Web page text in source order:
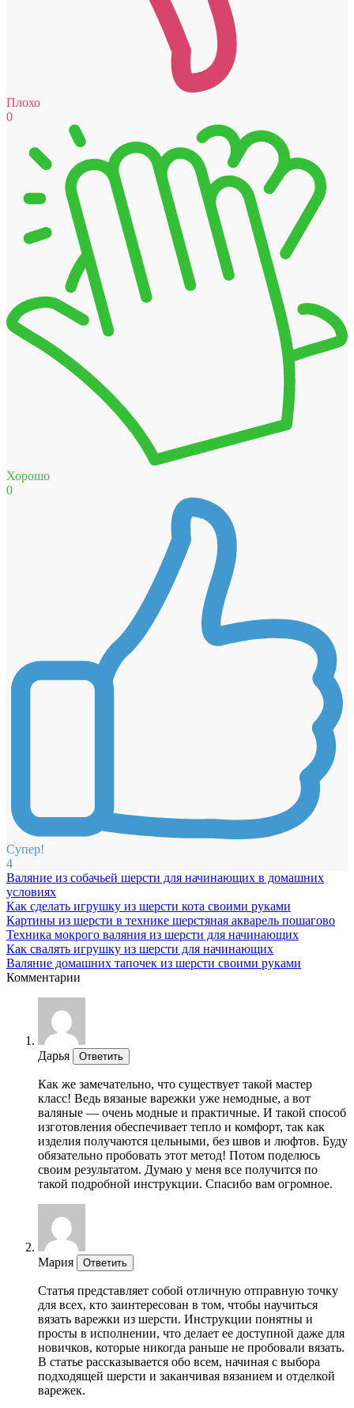
Плохо
0
Хорошо
0
Супер!
4
Валяние из собачьей шерсти для начинающих в домашних
условиях
Как сделать игрушку из шерсти кота своими руками
Картины из шерсти в технике шерстяная акварель пошагово
Техника мокрого валяния из шерсти для начинающих
Как свалять игрушку из шерсти для начинающих
Валяние домашних тапочек из шерсти своими руками
Комментарии
Дарья Ответить
Как же замечательно, что существует такой мастер
класс! Ведь вязаные варежки уже немодные, а вот
валяные — очень модные и практичные. И такой способ
изготовления обеспечивает тепло и комфорт, так как
изделия получаются цельными, без швов и люфтов. Буду
обязательно пробовать этот метод! Потом поделюсь
своим результатом. Думаю у меня все получится по
такой подробной инструкции. Спасибо вам огромное.
Мария Ответить
Статья представляет собой отличную отправную точку
для всех, кто заинтересован в том, чтобы научиться
вязать варежки из шерсти. Инструкции понятны и
просты в исполнении, что делает ее доступной даже для
новичков, которые никогда раньше не пробовали вязать.
В статье рассказывается обо всем, начиная с выбора
подходящей шерсти и заканчивая вязанием и отделкой
варежек.